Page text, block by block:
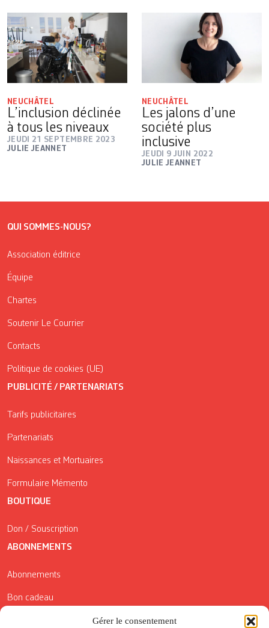
Gérer le consentement
NEUCHÂTEL
L’inclusion déclinée
à tous les niveaux
JEUDI 21 SEPTEMBRE 2023
JULIE JEANNET
NEUCHÂTEL
Les jalons d’une
société plus
inclusive
JEUDI 9 JUIN 2022
JULIE JEANNET
QUI SOMMES-NOUS?
Association éditrice
Équipe
Chartes
Soutenir Le Courrier
Contacts
Politique de cookies (UE)
PUBLICITÉ / PARTENARIATS
Tarifs publicitaires
Partenariats
Naissances et Mortuaires
Formulaire Mémento
BOUTIQUE
Don / Souscription
ABONNEMENTS
Abonnements
Bon cadeau
Conditions générales de vente